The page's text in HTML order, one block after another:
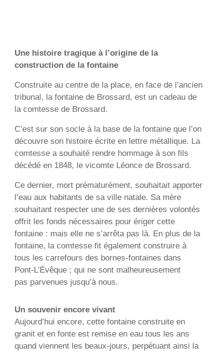
Une histoire tragique à l’origine de la
construction de la fontaine
Construite au centre de la place, en face de l’ancien
tribunal, la fontaine de Brossard, est un cadeau de
la comtesse de Brossard.
C’est sur son socle à la base de la fontaine que l’on
découvre son histoire écrite en lettre métallique. La
comtesse a souhaité rendre hommage à son fils
décédé en 1848, le vicomte Léonce de Brossard.
Ce dernier, mort prématurément, souhaitait apporter
l’eau aux habitants de sa ville natale. Sa mère
souhaitant respecter une de ses dernières volontés
offrit les fonds nécessaires pour ériger cette
fontaine : mais elle ne s’arrêta pas là. En plus de la
fontaine, la comtesse fit également construire à
tous les carrefours des bornes-fontaines dans
Pont-L’Évêque ; qui ne sont malheureusement
pas parvenues jusqu’à nous.
Un souvenir encore vivant
Aujourd’hui encore, cette fontaine construite en
granit et en fonte est remise en eau tous les ans
quand viennent les beaux-jours, perpétuant ainsi la